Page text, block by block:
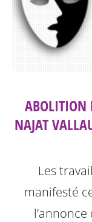
ABOLITION
NAJAT
Les
manifesté